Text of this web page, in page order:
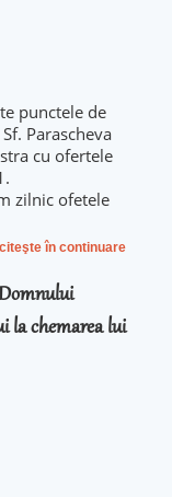
punctele de
Parascheva
cu ofertele
zilnic ofetele
în continuare
la chemarea lui